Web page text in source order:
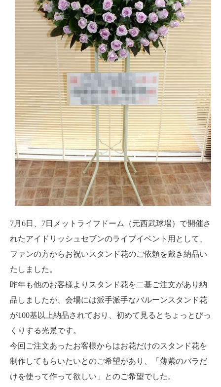
7月6日、7日メットライフドーム（元西武球場）で開催さ
れたアイドリッシュセブンのライブイベント用として、
ファンの方からお祝いスタンド花のご依頼を戴き納品い
たしました。
昨年も他のお客様よりスタンド花を二基ご注文があり納
品しましたが、会場には派手派手なバルーンスタンド花
が100基以上納品されており、初めて見るとちょっとびっ
くりする光景です。
今回ご注文あったお客様からはお花だけのスタンド花を
制作してもらいたいとのご希望があり、「薄紫のバラだ
けを使って作って欲しい」とのご希望でした。